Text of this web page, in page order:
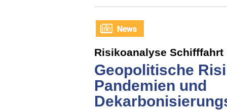
Risikoanalyse Schifffahrt
Geopolitische
Pandemien und